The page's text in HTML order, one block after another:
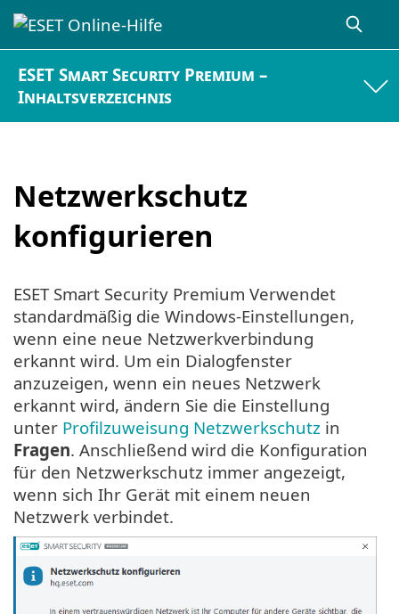
ESET Smart Security Premium –
Inhaltsverzeichnis
Netzwerkschutz
konfigurieren
ESET Smart Security Premium Verwendet
standardmäßig die Windows-Einstellungen,
wenn eine neue Netzwerkverbindung
erkannt wird. Um ein Dialogfenster
anzuzeigen, wenn ein neues Netzwerk
erkannt wird, ändern Sie die Einstellung
unter Profilzuweisung Netzwerkschutz in
Fragen. Anschließend wird die Konfiguration
für den Netzwerkschutz immer angezeigt,
wenn sich Ihr Gerät mit einem neuen
Netzwerk verbindet.